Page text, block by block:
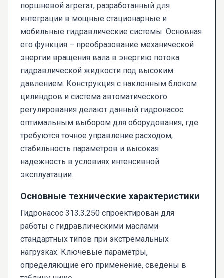
поршневой агрегат, разработанный для
интеграции в мощные стационарные и
мобильные гидравлические системы. Основная
его функция – преобразование механической
энергии вращения вала в энергию потока
гидравлической жидкости под высоким
давлением. Конструкция с наклонным блоком
цилиндров и система автоматического
регулирования делают данный гидронасос
оптимальным выбором для оборудования, где
требуются точное управление расходом,
стабильность параметров и высокая
надежность в условиях интенсивной
эксплуатации.
Основные технические характеристики
Гидронасос 313.3.250 спроектирован для
работы с гидравлическими маслами
стандартных типов при экстремальных
нагрузках. Ключевые параметры,
определяющие его применение, сведены в